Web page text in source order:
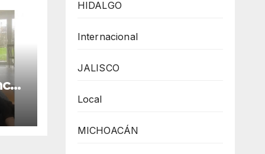
HIDALGO
Internacional
JALISCO
Local
MICHOACÁN